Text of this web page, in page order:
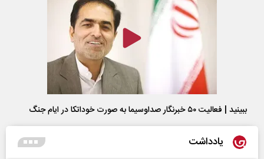
ببینید | فعالیت ۵۰ خبرنگار صداوسیما به صورت خوداتکا در ایام جنگ
یادداشت